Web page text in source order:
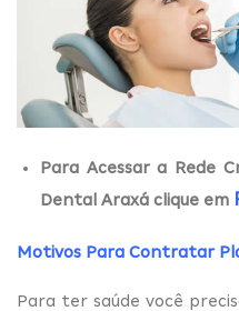
Para Acessar a Rede
Dental Araxá clique em
Motivos Para Contratar
Para ter saúde você